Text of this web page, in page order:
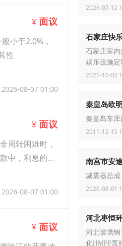
¥ 面议
小于2.0%，
性
2026-08-07 01:00
¥ 面议
周转困难时，
中，利息的合
2026-08-07 01:00
¥ 面议
2026-07-12
石家庄快
石家庄室
娱乐设施定
2021-10-02
秦皇岛欧
秦皇岛车
2011-12-15
南宫市安
减震器总
2026-08-01
河北枣恒
河北玻璃
化HMPP泵